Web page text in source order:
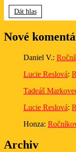
Dát hlas
Nové
Daniel V.:
Lucie Reslová:
Tadeáš
Lucie Reslová:
Honza:
Archiv